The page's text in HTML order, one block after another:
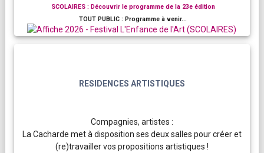
SCOLAIRES : Découvrir le programme de la 23e édition
TOUT PUBLIC : Programme à venir...
RESIDENCES ARTISTIQUES
Compagnies, artistes :
La Cacharde met à disposition ses deux salles pour créer et
(re)travailler vos propositions artistiques !